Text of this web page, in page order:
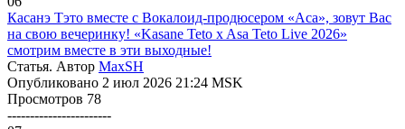
Касанэ Тэто вместе с Вокалоид-продюсером «Аса», зовут Вас
на свою вечеринку! «Kasane Teto x Asa Teto Live 2026»
смотрим вместе в эти выходные!
Статья. Автор MaxSH
Опубликовано 2 июл 2026 21:24 MSK
Просмотров 78
-----------------------